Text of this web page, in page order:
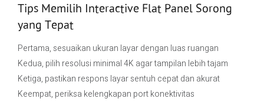
Tips Memilih Interactive Flat Panel Sorong
yang Tepat
Pertama, sesuaikan ukuran layar dengan luas ruangan
Kedua, pilih resolusi minimal 4K agar tampilan lebih tajam
Ketiga, pastikan respons layar sentuh cepat dan akurat
Keempat, periksa kelengkapan port konektivitas